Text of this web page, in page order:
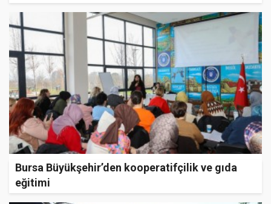
Bursa Büyükşehir’den kooperatifçilik ve gıda
eğitimi